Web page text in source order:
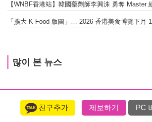
【WNBF香港站】韓國藥劑師李興洙 勇奪 Master
「擴大 K-Food 版圖」… 2026 香港美食博覽下月
많이 본 뉴스
친구추가 제보하기 PC